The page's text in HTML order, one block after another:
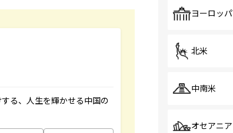
る、人生を輝かせる中国の
ヨーロッパ
北米
中南米
オセアニア